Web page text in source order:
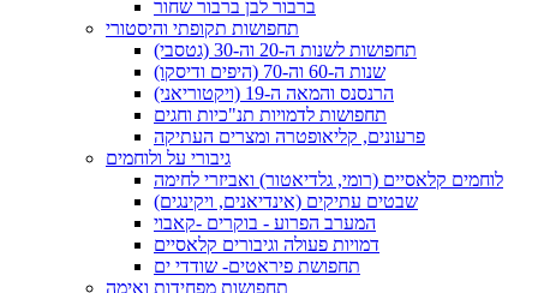
ברבור לבן ברבור שחור
תחפושות תקופתי והיסטורי
תחפושות לשנות ה-20 וה-30 (גטסבי)
שנות ה-60 וה-70 (היפים ודיסקו)
הרנסנס והמאה ה-19 (ויקטוריאני)
תחפושות לדמויות תנ"כיות וחגים
פרעונים, קליאופטרה ומצרים העתיקה
גיבורי על ולוחמים
לוחמים קלאסיים (רומי, גלדיאטור) ואביזרי לחימה
שבטים עתיקים (אינדיאנים, ויקינגים)
המערב הפרוע - בוקרים -קאבוי
דמויות פעולה וגיבורים קלאסיים
תחפושת פיראטים- שודדי ים
תחפושות מפחידות ואימה